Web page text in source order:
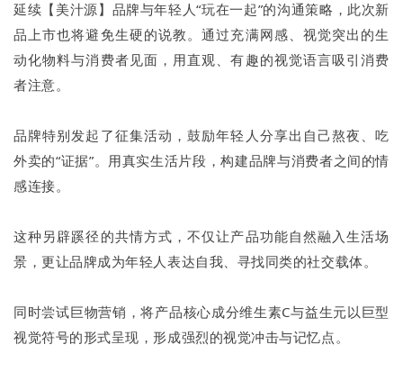
延续【美汁源】品牌与年轻人“玩在一起”的沟通策略，此次新
品上市也将避免生硬的说教。通过充满网感、视觉突出的生
动化物料与消费者见面，用直观、有趣的视觉语言吸引消费
者注意。
品牌特别发起了征集活动，鼓励年轻人分享出自己熬夜、吃
外卖的“证据”。用真实生活片段，构建品牌与消费者之间的情
感连接。
这种另辟蹊径的共情方式，不仅让产品功能自然融入生活场
景，更让品牌成为年轻人表达自我、寻找同类的社交载体。
同时尝试巨物营销，将产品核心成分维生素C与益生元以巨型
视觉符号的形式呈现，形成强烈的视觉冲击与记忆点。